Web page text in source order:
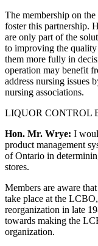
The membership on
foster this partnership.
are only part of the
to improving the
them more fully in
operation may benefit
address nursing issues
nursing associations.
LIQUOR CONTROL
Hon. Mr. Wrye: I
product management
of Ontario in
stores.
Members are aware
take place at the
reorganization in late
towards making the
organization.